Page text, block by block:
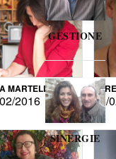
MARTELLI
2016 15/
GESTIONE
SINERGIE